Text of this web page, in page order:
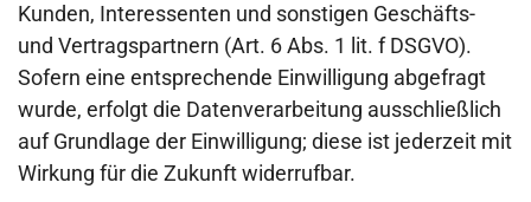
Kunden, Interessenten und sonstigen Geschäfts-
und Vertragspartnern (Art. 6 Abs. 1 lit. f DSGVO).
Sofern eine entsprechende Einwilligung abgefragt
wurde, erfolgt die Datenverarbeitung ausschließlich
auf Grundlage der Einwilligung; diese ist jederzeit mit
Wirkung für die Zukunft widerrufbar.